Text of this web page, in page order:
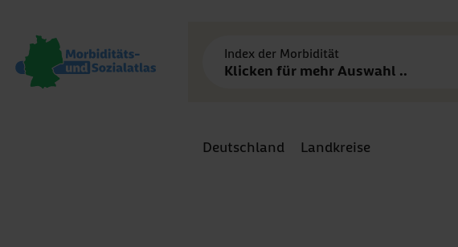
Index der Morbidität
Klicken für mehr Auswahl ..
Deutschland Landkreise